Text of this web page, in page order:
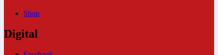
Shop
Digital